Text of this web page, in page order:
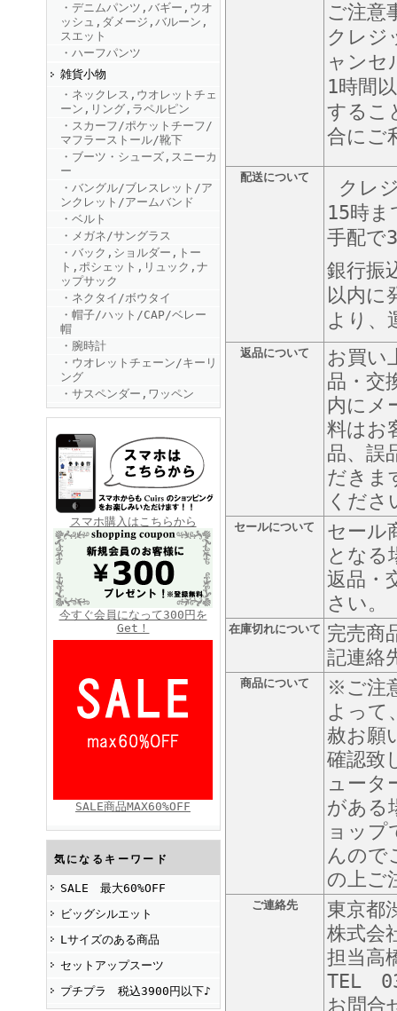
FINEBOYS2025年8月号
FINEBOYS2025年7月号
FINEBOYS2025年6月号
FINEBOYS2025年5月号
FINEBOYS2025年4月号
・デニムパンツ,バギー,ウオ
ッシュ,ダメージ,バルーン,
スエット
・ハーフパンツ
雑貨小物
・ネックレス,ウオレットチェ
ーン,リング,ラペルピン
・スカーフ/ポケットチーフ/
マフラーストール/靴下
・ブーツ・シューズ,スニーカ
ー
・バングル/ブレスレット/ア
ンクレット/アームバンド
・ベルト
・メガネ/サングラス
・バック,ショルダー,トー
ト,ポシェット,リュック,ナ
ップサック
・ネクタイ/ボウタイ
・帽子/ハット/CAP/ベレー
帽
・腕時計
・ウオレットチェーン/キーリ
ング
・サスペンダー,ワッペン
スマホ購入はこちらから
今すぐ会員になって300円を
Get！
SALE商品MAX60%OFF
気になるキーワード
SALE 最大60%OFF
ビッグシルエット
Lサイズのある商品
セットアップスーツ
プチプラ 税込3900円以下♪
ご注意
クレジ
ャンセ
1時間
するこ
合にご
配送について
クレ
15時ま
手配で
銀行振
以内に
より、
返品について
お買い
品・交
内にメ
料はお
品、誤
だきま
くださ
セールについて
セール
となる
返品・
さい。
在庫切れについて 完売商
記連絡
商品について
※ご注
よって
赦お願
確認致
ュータ
がある
ョップ
んので
の上ご
ご連絡先
東京都
株式会
担当高
TEL
お問合